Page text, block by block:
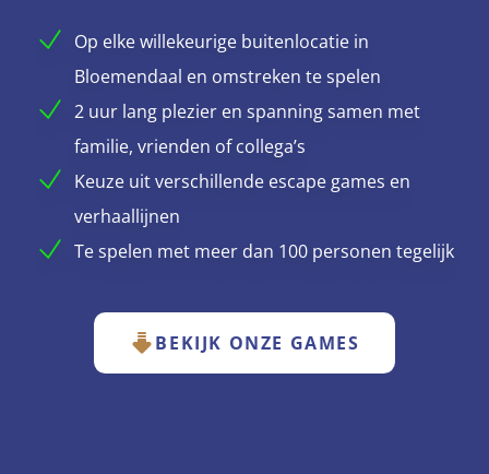
Op elke willekeurige buitenlocatie in
Bloemendaal en omstreken te spelen
2 uur lang plezier en spanning samen met
familie, vrienden of collega’s
Keuze uit verschillende escape games en
verhaallijnen
Te spelen met meer dan 100 personen tegelijk
BEKIJK ONZE GAMES